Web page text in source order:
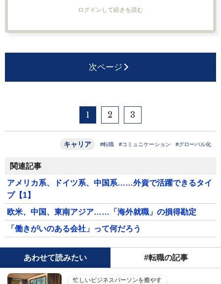
ログインして続きを読む
次ページ
1 2 3
キャリア #転職 #コミュニケーション #グローバル化
関連記事
アメリカ系、ドイツ系、中国系……外資で活躍できるタイ
プ【1】
欧米、中国、東南アジア……「海外就職」の損得勘定
「働きがいのある会社」って何だろう
あわせて読みたい #転職の記事
忙しいビジネスパーソンを癒やす